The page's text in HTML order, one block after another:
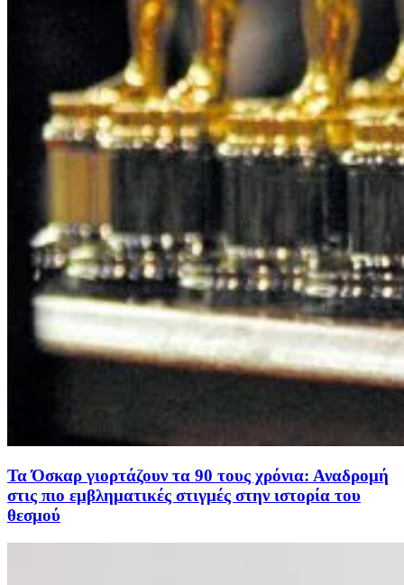
Τα Όσκαρ γιορτάζουν τα 90 τους χρόνια: Αναδρομή
στις πιο εμβληματικές στιγμές στην ιστορία του
θεσμού